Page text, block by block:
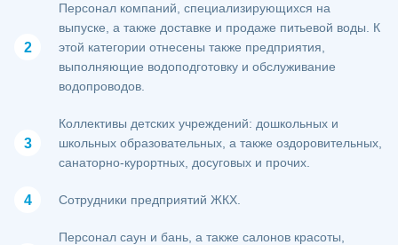
Персонал компаний, специализирующихся на
выпуске, а также доставке и продаже питьевой воды. К
этой категории отнесены также предприятия,
выполняющие водоподготовку и обслуживание
водопроводов.
Коллективы детских учреждений: дошкольных и
школьных образовательных, а также оздоровительных,
санаторно-курортных, досуговых и прочих.
Сотрудники предприятий ЖКХ.
Персонал саун и бань, а также салонов красоты,